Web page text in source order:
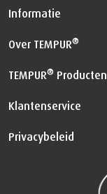
Informatie
Over TEMPUR®
TEMPUR® Producten
Klantenservice
Privacybeleid